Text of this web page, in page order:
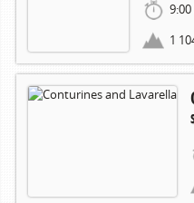
9:00
1